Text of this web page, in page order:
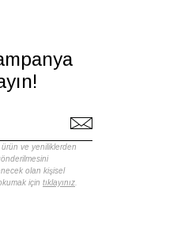
ve yeniliklerden
olan kişisel
için tıklayınız